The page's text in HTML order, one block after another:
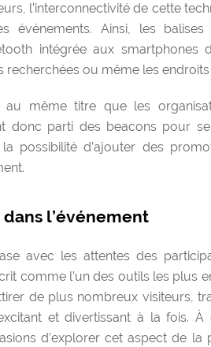
l’interconnectivité de cette
événements. Ainsi, les
intégrée aux smartphones
recherchées ou même les
au même titre que les
donc parti des beacons pour
possibilité d’ajouter des
l’événement
avec les attentes des
comme l’un des outils les plus
de plus nombreux visiteurs,
et divertissant à la fois.
d’explorer cet aspect de la